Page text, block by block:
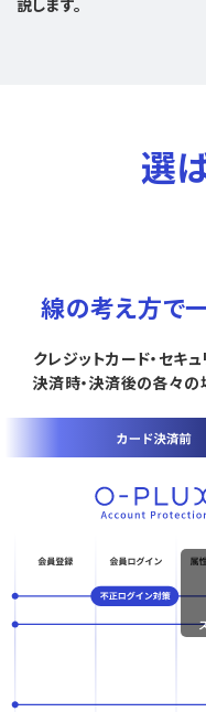
説します。
選
線の考え方で
クレジットカード・セキ
決済時・決済後の各々